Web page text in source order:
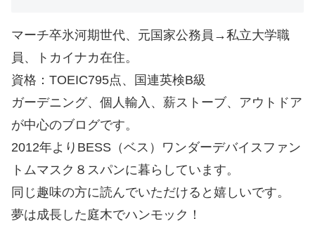
マーチ卒氷河期世代、元国家公務員→私立大学職
員、トカイナカ在住。
資格：TOEIC795点、国連英検B級
ガーデニング、個人輸入、薪ストーブ、アウトドア
が中心のブログです。
2012年よりBESS（ベス）ワンダーデバイスファン
トムマスク８スパンに暮らしています。
同じ趣味の方に読んでいただけると嬉しいです。
夢は成長した庭木でハンモック！